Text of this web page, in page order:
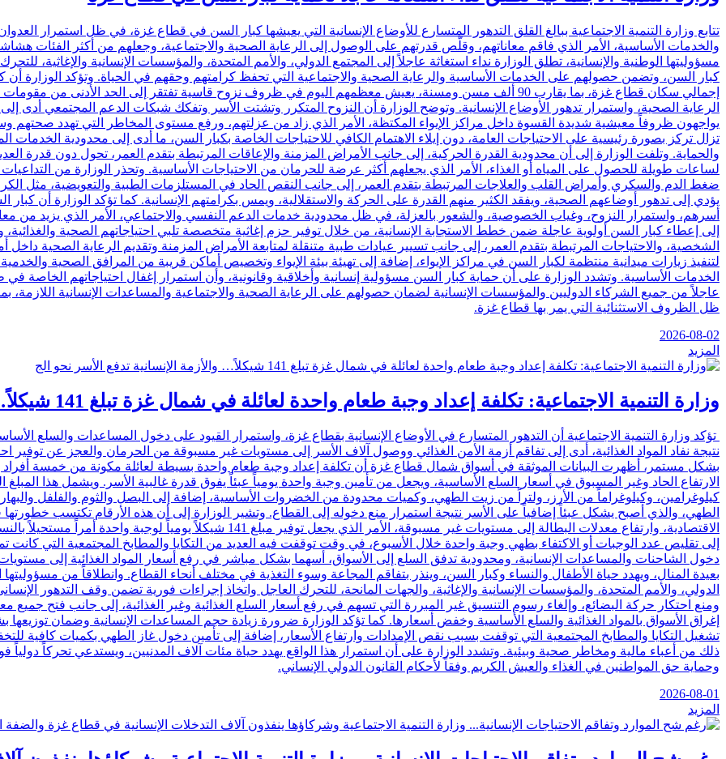
تتابع وزارة التنمية الاجتماعية ببالغ القلق التدهور المتسارع للأوضاع الإنسانية التي يعيشها كبار السن في قطاع غزة، في ظل استمرار
والخدمات الأساسية، الأمر الذي فاقم معاناتهم، وقلّص قدرتهم على الوصول إلى الرعاية الصحية والاجتماعية، وجعلهم من أكثر الفئات
مسؤوليتها الوطنية والإنسانية، تطلق الوزارة نداء استغاثة عاجلاً إلى المجتمع الدولي، والأمم المتحدة، والمؤسسات الإنسانية والإغاثية،
إجمالي سكان قطاع غزة، بما يقارب 90 ألف مسن ومسنة، يعيش معظمهم اليوم في ظروف نزوح قاسية تفتقر إلى الحد
الرعاية الصحية، واستمرار تدهور الأوضاع الإنسانية. وتوضح الوزارة أن النزوح المتكرر وتشتت الأسر وتفكك شبكات الدعم المجتمعي أدى
يواجهون ظروفاً معيشية شديدة القسوة داخل مراكز الإيواء المكتظة، الأمر الذي زاد من عزلتهم، ورفع مستوى المخاطر التي تهدد صحتهم
تزال تركز بصورة رئيسية على الاحتياجات العامة، دون إيلاء الاهتمام الكافي للاحتياجات الخاصة بكبار السن، ما أدى إلى محدودية الخدمات
والحماية. وتلفت الوزارة إلى أن محدودية القدرة الحركية، إلى جانب الأمراض المزمنة والإعاقات المرتبطة بتقدم العمر، تحول دون قدرة
لساعات طويلة للحصول على المياه أو الغذاء، الأمر الذي يجعلهم أكثر عرضة للحرمان من الاحتياجات الأساسية. وتحذر الوزارة من
ضغط الدم والسكري وأمراض القلب والعلاجات المرتبطة بتقدم العمر، إلى جانب النقص الحاد في المستلزمات الطبية والتعويضية، مثل
يؤدي إلى تدهور أوضاعهم الصحية، ويفقد الكثير منهم القدرة على الحركة والاستقلالية، ويمس بكرامتهم الإنسانية. كما تؤكد الوزارة أن
أسرهم، واستمرار النزوح، وغياب الخصوصية، والشعور بالعزلة، في ظل محدودية خدمات الدعم النفسي والاجتماعي، الأمر الذي يزيد من
إلى إعطاء كبار السن أولوية عاجلة ضمن خطط الاستجابة الإنسانية، من خلال توفير حزم إغاثية متخصصة تلبي احتياجاتهم الصحية والغذائية،
الشخصية، والاحتياجات المرتبطة بتقدم العمر، إلى جانب تسيير عيادات طبية متنقلة لمتابعة الأمراض المزمنة وتقديم الرعاية الصحية
لتنفيذ زيارات ميدانية منتظمة لكبار السن في مراكز الإيواء، إضافة إلى تهيئة بيئة الإيواء وتخصيص أماكن قريبة من المرافق الصحية
الخدمات الأساسية. وتشدد الوزارة على أن حماية كبار السن مسؤولية إنسانية وأخلاقية وقانونية، وأن استمرار إغفال احتياجاتهم الخاصة
عاجلاً من جميع الشركاء الدوليين والمؤسسات الإنسانية لضمان حصولهم على الرعاية الصحية والاجتماعية والمساعدات الإنسانية
ظل الظروف الاستثنائية التي يمر بها قطاع غزة.
2026-08-02
المزيد
وزارة التنمية الاجتماعية: تكلفة إعداد وجبة طعام واحدة لعائلة في شمال غزة تبلغ 141 شيكلاً… والأزمة الإنسانية تدفع الأسر نحو الج
تؤكد وزارة التنمية الاجتماعية أن التدهور المتسارع في الأوضاع الإنسانية بقطاع غزة، واستمرار القيود على دخول المساعدات والسلع
نتيجة نفاد المواد الغذائية، أدى إلى تفاقم أزمة الأمن الغذائي ووصول آلاف الأسر إلى مستويات غير مسبوقة من الحرمان والعجز عن توفير
الارتفاع الحاد وغير المسبوق في أسعار السلع الأساسية، ويجعل من تأمين وجبة واحدة يومياً عبئاً يفوق قدرة غالبية الأسر. ويشمل هذا
كيلوغرامين، وكيلوغراماً من الأرز، ولتراً من زيت الطهي، وكميات محدودة من الخضروات الأساسية، إضافة إلى البصل والثوم والفلفل
الطهي، والذي أصبح يشكل عبئاً إضافياً على الأسر نتيجة استمرار منع دخوله إلى القطاع. وتشير الوزارة إلى أن هذه الأرقام تكتسب
إلى تقليص عدد الوجبات أو الاكتفاء بطهي وجبة واحدة خلال الأسبوع، في وقت توقفت فيه العديد من التكايا والمطابخ المجتمعية التي كانت
دخول الشاحنات والمساعدات الإنسانية، ومحدودية تدفق السلع إلى الأسواق، أسهما بشكل مباشر في رفع أسعار المواد الغذائية إلى
بعيدة المنال، ويهدد حياة الأطفال والنساء وكبار السن، وينذر بتفاقم المجاعة وسوء التغذية في مختلف أنحاء القطاع. وانطلاقاً من مسؤوليتها
الدولي، والأمم المتحدة، والمؤسسات الإنسانية والإغاثية، والجهات المانحة، للتحرك العاجل واتخاذ إجراءات فورية تضمن وقف التدهور
ومنع احتكار حركة البضائع، وإلغاء رسوم التنسيق غير المبررة التي تسهم في رفع أسعار السلع الغذائية وغير الغذائية، إلى جانب فتح جميع
إغراق الأسواق بالمواد الغذائية والسلع الأساسية وخفض أسعارها. كما تؤكد الوزارة ضرورة زيادة حجم المساعدات الإنسانية وضمان
تشغيل التكايا والمطابخ المجتمعية التي توقفت بسبب نقص الإمدادات وارتفاع الأسعار، إضافة إلى تأمين دخول غاز الطهي بكميات كافية
ذلك من أعباء مالية ومخاطر صحية وبيئية. وتشدد الوزارة على أن استمرار هذا الواقع يهدد حياة مئات آلاف المدنيين، ويستدعي تحركاً دولياً
وحماية حق المواطنين في الغذاء والعيش الكريم وفقاً لأحكام القانون الدولي الإنساني.
2026-08-01
المزيد